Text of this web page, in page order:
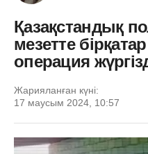
Қазақстандық
мезетте
операция
Жарияланған күні:
17 маусым 2024, 10:57